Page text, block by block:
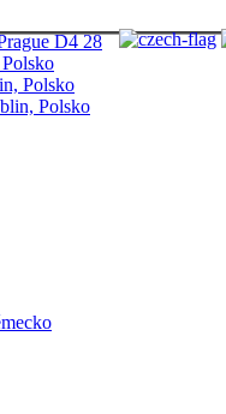
D4 28
Polsko
Polsko